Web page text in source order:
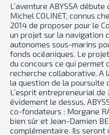
L’aventure ABYSSA
Michel COLINET, connus
2014 de proposer pour le
un projet sur la navigation
autonomes sous-marins
fonds océaniques. Le
du concours ce qui permet
recherche collaborative. A
la question de la poursuite
L’esprit entrepreneurial de
évidement le dessus,
co-fondateurs : Morgane
bien sûr et Jean-Damien
complémentaire. Ils